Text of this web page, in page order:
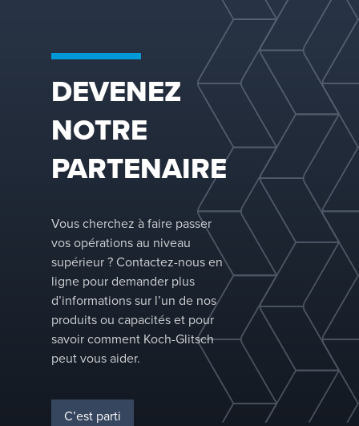
pointe,
l’eau
liquide,
fiabilité
à
temps
DEVENEZ
NOTRE
PARTENAIRE
Vous cherchez à faire passer
vos opérations au niveau
supérieur ? Contactez-nous en
ligne pour demander plus
d’informations sur l’un de nos
produits ou capacités et pour
savoir comment Koch-Glitsch
peut vous aider.
C’est parti